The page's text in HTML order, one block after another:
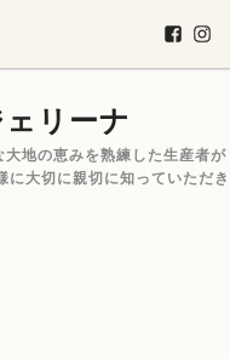
リーナ
地の恵みを熟練した生産者が
大切に親切に知っていただき